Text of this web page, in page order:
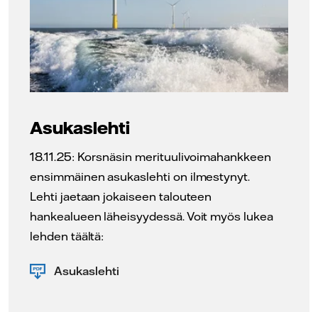
Asukaslehti
18.11.25: Korsnäsin merituulivoimahankkeen
ensimmäinen asukaslehti on ilmestynyt.
Lehti jaetaan jokaiseen talouteen
hankealueen läheisyydessä. Voit myös lukea
lehden täältä:
Asukaslehti